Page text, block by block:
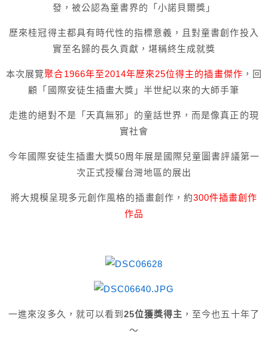
發，被公認為童書界的「小諾貝爾獎」
歷來桂冠得主都具有時代性的指標意義，且對童書創作投入
實至名歸的長久貢獻，堪稱終生成就獎
本次展覽聚合1966年至2014年歷來25位得主的插畫傑作 ，回
顧「國際安徒生插畫大獎」半世紀以來的大師手筆
走進的絕對不是「天真無邪」的童話世界，而是像真正的現
實社會
今年國際安徒生插畫大獎50周年展是國際兒童圖書評議第一
次正式授權台灣地區的展出
將大規模呈現多元創作風格的插畫創作，約300件插畫創作
作品
一進來沒多久，就可以看到 25位獲獎得主 ，至今也五十年了
～